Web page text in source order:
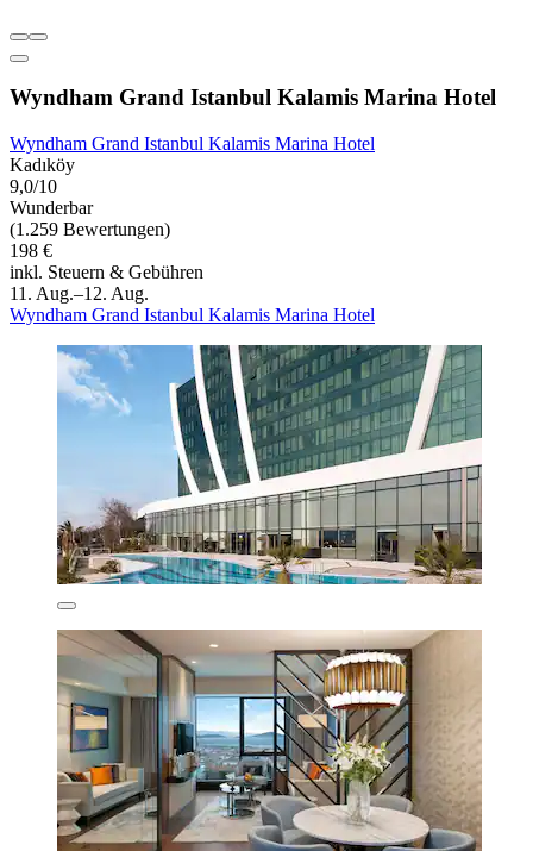
Wyndham Grand Istanbul Kalamis Marina Hotel
Wyndham Grand Istanbul Kalamis Marina Hotel
Kadıköy
9,0/10
Wunderbar
(1.259 Bewertungen)
198 €
inkl. Steuern & Gebühren
11. Aug.–12. Aug.
Wyndham Grand Istanbul Kalamis Marina Hotel